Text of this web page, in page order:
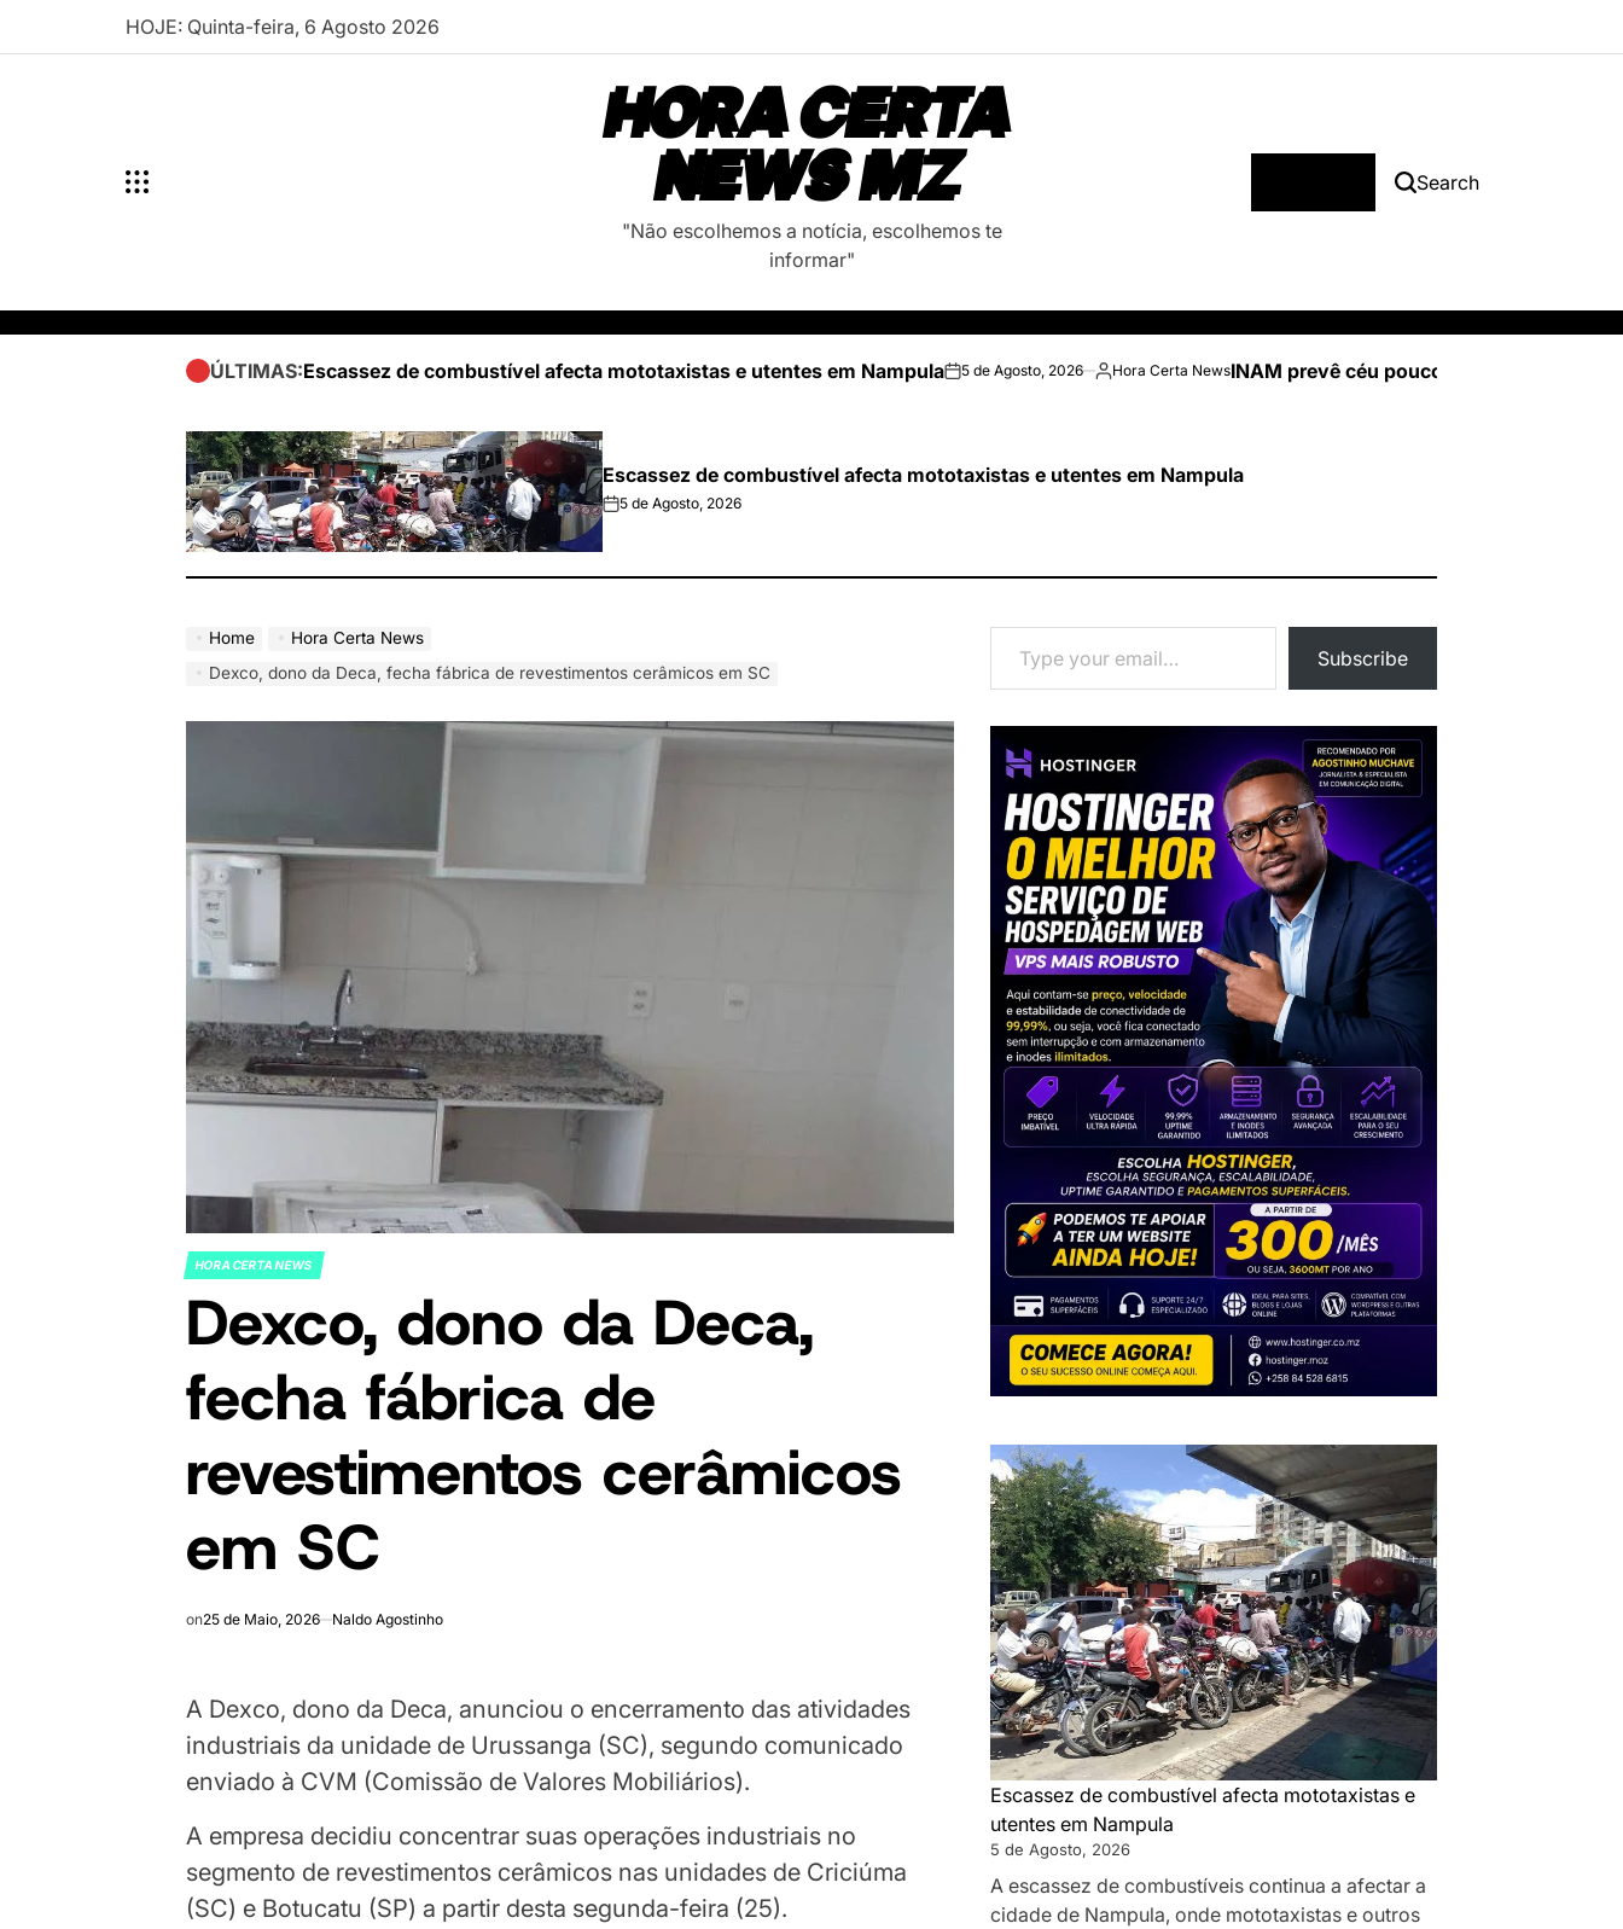
HOJE: Quinta-feira, 6 Agosto 2026
HORA CERTA
NEWS MZ
"Não escolhemos a notícia, escolhemos te
informar"
Search
ÚLTIMAS:Escassez de combustível afecta mototaxistas e utentes em Nampulaon5 de Agosto, 2026
Posted
Hora Certa NewsINAM prevê céu pouco nublado e
Escassez de combustível afecta mototaxistas e utentes em Nampula
on5 de Agosto, 2026
Home
Hora Certa News
Dexco, dono da Deca, fecha fábrica de revestimentos cerâmicos em SC
POSTED
HORA CERTA NEWS
Dexco, dono da Deca,
fecha fábrica de
revestimentos cerâmicos
em SC
on25 de Maio, 2026 Naldo Agostinho
A Dexco, dono da Deca, anunciou o encerramento das atividades
industriais da unidade de Urussanga (SC), segundo comunicado
enviado à CVM (Comissão de Valores Mobiliários).
A empresa decidiu concentrar suas operações industriais no
segmento de revestimentos cerâmicos nas unidades de Criciúma
(SC) e Botucatu (SP) a partir desta segunda-feira (25).
Type your email…
Subscribe
Escassez de combustível afecta mototaxistas e
utentes em Nampula
5 de Agosto, 2026
A escassez de combustíveis continua a afectar a
cidade de Nampula, onde mototaxistas e outros